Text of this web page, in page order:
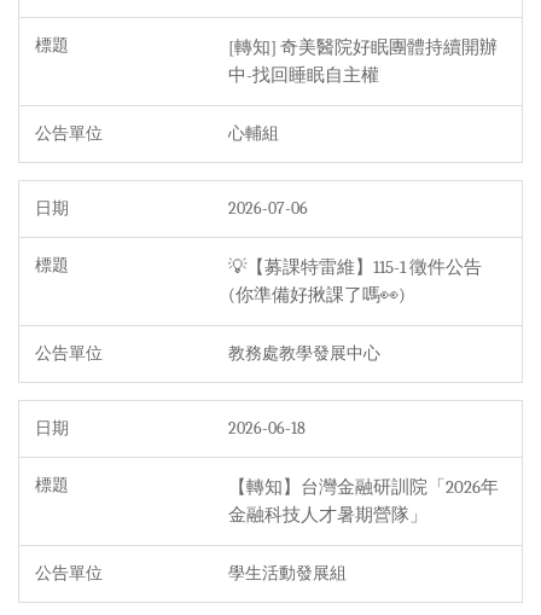
[轉知] 奇美醫院好眠團體持續開辦
中-找回睡眠自主權
心輔組
2026-07-06
💡【募課特雷維】115-1 徵件公告
(你準備好揪課了嗎👀)
教務處教學發展中心
2026-06-18
【轉知】台灣金融研訓院「2026年
金融科技人才暑期營隊」
學生活動發展組